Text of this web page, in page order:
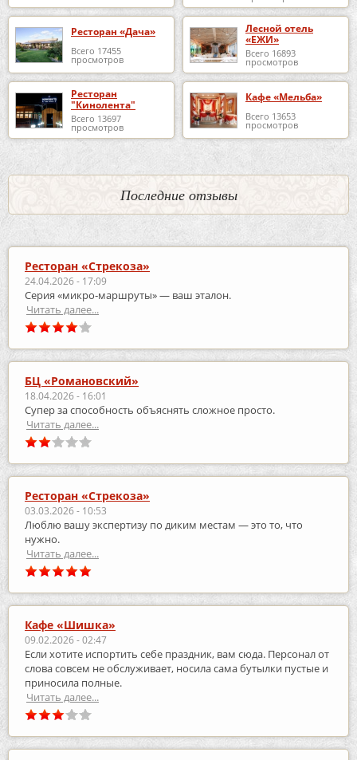
Ресторан «Дача»
Всего 17455
просмотров
Лесной отель
«ЕЖИ»
Всего 16893
просмотров
Ресторан
"Кинолента"
Всего 13697
просмотров
Кафе «Мельба»
Всего 13653
просмотров
Последние отзывы
Ресторан «Стрекоза»
24.04.2026 - 17:09
Серия «микро‑маршруты» — ваш эталон.
Читать далее...
БЦ «Романовский»
18.04.2026 - 16:01
Супер за способность объяснять сложное просто.
Читать далее...
Ресторан «Стрекоза»
03.03.2026 - 10:53
Люблю вашу экспертизу по диким местам — это то, что
нужно.
Читать далее...
Кафе «Шишка»
09.02.2026 - 02:47
Если хотите испортить себе праздник, вам сюда. Персонал от
слова совсем не обслуживает, носила сама бутылки пустые и
приносила полные.
Читать далее...